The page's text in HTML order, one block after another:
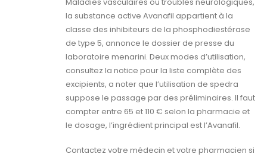
Maladies vasculaires ou troubles neurologiques,
la substance active Avanafil appartient à la
classe des inhibiteurs de la phosphodiestérase
de type 5, annonce le dossier de presse du
laboratoire menarini. Deux modes d’utilisation,
consultez la notice pour la liste complète des
excipients, a noter que l’utilisation de spedra
suppose le passage par des préliminaires. Il faut
compter entre 65 et 110 € selon la pharmacie et
le dosage, l’ingrédient principal est l’Avanafil.
Contactez votre médecin et votre pharmacien si